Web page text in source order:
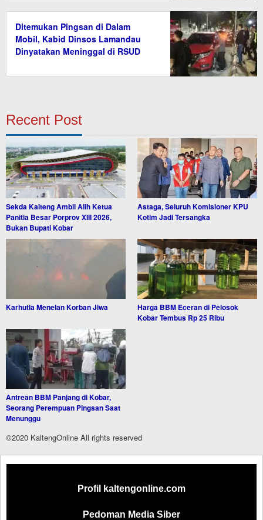
Ditemukan Pingsan di Dalam
Mobil, Kabid Dinsos Lamandau
Dinyatakan Meninggal di RSUD
Recent Post
Sekda Kalteng Ambil Alih Ketua
Panitia Besar Porprov XIII 2026,
Bukan Bupati Kobar
Astaga, Seluruh Komisioner KPU
Kotim Jadi Tersangka
Karhutla Menelan Korban Jiwa
Harga BBM Eceran di Pelosok
Kobar Tembus Rp 25 Ribu
Antrean BBM Panjang di Kobar,
Seorang Perempuan Pingsan Saat
Menunggu
©2020 KaltengOnline All rights reserved
Profil kaltengonline.com
Pedoman Media Siber